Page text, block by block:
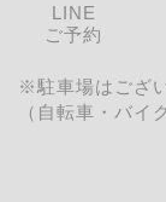
LINE
ご予約
※駐車場はござ
（自転車・バイ